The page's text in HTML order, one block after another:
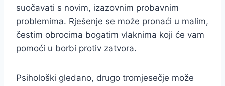
suočavati s novim, izazovnim probavnim
problemima. Rješenje se može pronaći u malim,
čestim obrocima bogatim vlaknima koji će vam
pomoći u borbi protiv zatvora.
Psihološki gledano, drugo tromjesečje može